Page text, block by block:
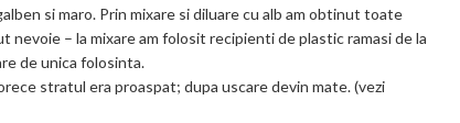
si maro. Prin mixare si diluare cu alb am obtinut toate
nevoie – la mixare am folosit recipienti de plastic ramasi de la
de unica folosinta.
stratul era proaspat; dupa uscare devin mate. (vezi